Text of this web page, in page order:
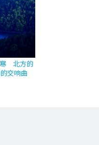
寒 北方的
交响曲